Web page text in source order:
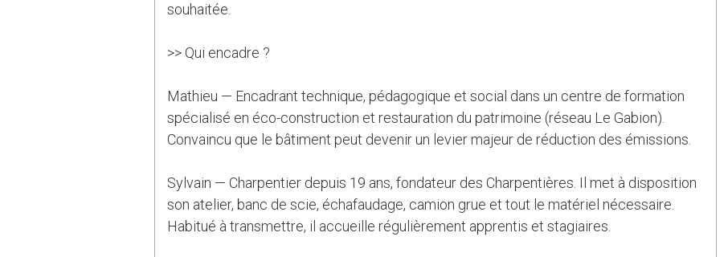
souhaitée.
>> Qui encadre ?
Mathieu — Encadrant technique, pédagogique et social dans un centre de formation
spécialisé en éco-construction et restauration du patrimoine (réseau Le Gabion).
Convaincu que le bâtiment peut devenir un levier majeur de réduction des émissions.
Sylvain — Charpentier depuis 19 ans, fondateur des Charpentières. Il met à disposition
son atelier, banc de scie, échafaudage, camion grue et tout le matériel nécessaire.
Habitué à transmettre, il accueille régulièrement apprentis et stagiaires.